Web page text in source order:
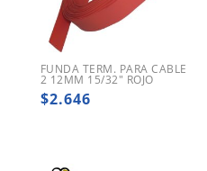
FUNDA TERM. PARA CABLE
2 12MM 15/32″ ROJO
$2.646